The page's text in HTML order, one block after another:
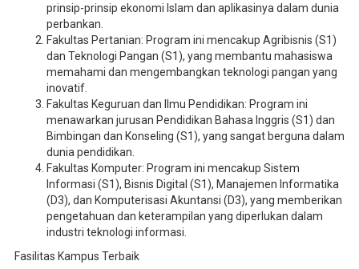
prinsip-prinsip ekonomi Islam dan aplikasinya dalam dunia
perbankan.
Fakultas Pertanian: Program ini mencakup Agribisnis (S1)
dan Teknologi Pangan (S1), yang membantu mahasiswa
memahami dan mengembangkan teknologi pangan yang
inovatif.
Fakultas Keguruan dan Ilmu Pendidikan: Program ini
menawarkan jurusan Pendidikan Bahasa Inggris (S1) dan
Bimbingan dan Konseling (S1), yang sangat berguna dalam
dunia pendidikan.
Fakultas Komputer: Program ini mencakup Sistem
Informasi (S1), Bisnis Digital (S1), Manajemen Informatika
(D3), dan Komputerisasi Akuntansi (D3), yang memberikan
pengetahuan dan keterampilan yang diperlukan dalam
industri teknologi informasi.
Fasilitas Kampus Terbaik